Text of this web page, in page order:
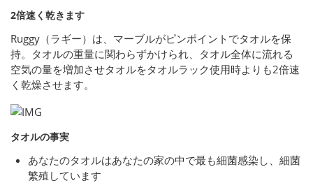
2倍速く乾きます
Ruggy（ラギー）は、マーブルがピンポイントでタオルを保
持。タオルの重量に関わらずかけられ、タオル全体に流れる
空気の量を増加させタオルをタオルラック使用時よりも2倍速
く乾燥させます。
タオルの事実
あなたのタオルはあなたの家の中で最も細菌感染し、細菌
繁殖しています